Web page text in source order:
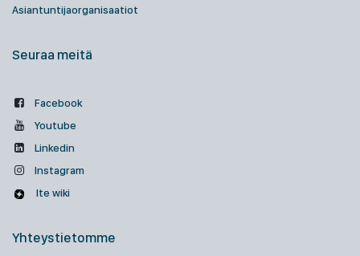
Asiantuntijaorganisaatiot
Seuraa meitä
Facebook
Youtube
Linkedin
Instagram
Ite wiki
Yhteystietomme